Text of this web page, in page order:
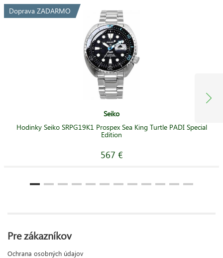
Doprava ZADARMO
Seiko
Hodinky Seiko SRPG19K1 Prospex Sea King Turtle PADI Special
Edition
567 €
Pre zákazníkov
Ochrana osobných údajov